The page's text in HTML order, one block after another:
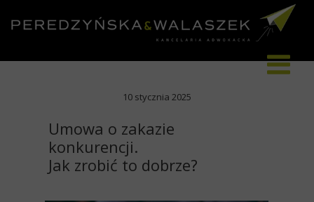
10 stycznia 2025
Umowa o zakazie
konkurencji.
Jak zrobić to dobrze?